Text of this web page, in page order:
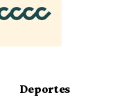
Deportes